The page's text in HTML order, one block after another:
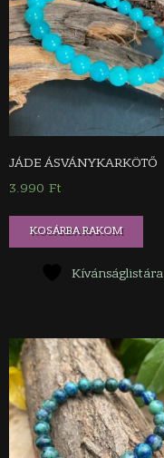
JÁDE ÁSVÁNYKARKÖTŐ
3.990 Ft
KOSÁRBA RAKOM
Kívánságlistára